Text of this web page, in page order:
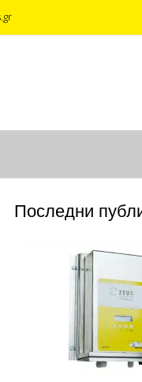
Последни